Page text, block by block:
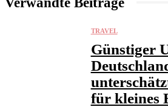
TRAVEL
Günstiger
für kleines